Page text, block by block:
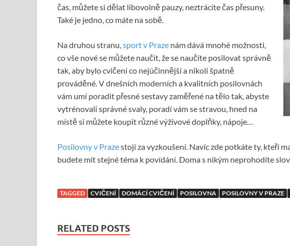
čas, můžete si dělat libovolně pauzy, neztrácíte čas přesuny.
Také je jedno, co máte na sobě.
Na druhou stranu,sport v Praze nám dává mnohé možnosti,
co vše nové se můžete naučit, že se naučíte posilovat správně
tak, aby bylo cvičení co nejúčinnější a nikoli špatně
prováděné. V dnešních moderních a kvalitních posilovnách
vám umí poradit přesné sestavy zaměřené na tělo tak, abyste
vytrénovali správné svaly, poradí vám se stravou, hned na
místě si můžete koupit různé výživové doplňky, nápoje…
Posilovny v Prazestojí za vyzkoušení. Navíc zde potkáte ty, kteří
budete mít stejné téma k povídání. Doma s nikým neprohodíte
TAGGED CVIČENÍ DOMÁCÍ CVIČENÍ POSILOVNA POSILOVNY V PRAZE
RELATED POSTS